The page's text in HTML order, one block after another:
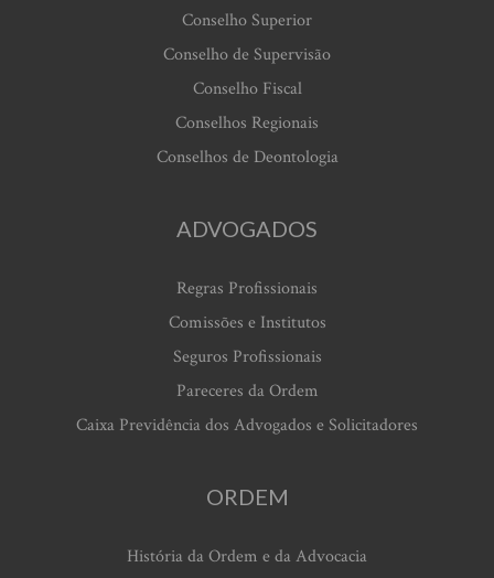
Conselho Superior
Conselho de Supervisão
Conselho Fiscal
Conselhos Regionais
Conselhos de Deontologia
ADVOGADOS
Regras Profissionais
Comissões e Institutos
Seguros Profissionais
Pareceres da Ordem
Caixa Previdência dos Advogados e Solicitadores
ORDEM
História da Ordem e da Advocacia